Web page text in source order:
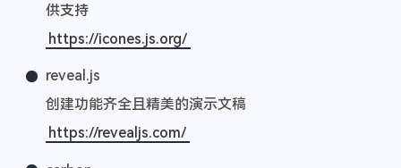
供支持
https://icones.js.org/
reveal.js
创建功能齐全且精美的演示文稿
https://revealjs.com/